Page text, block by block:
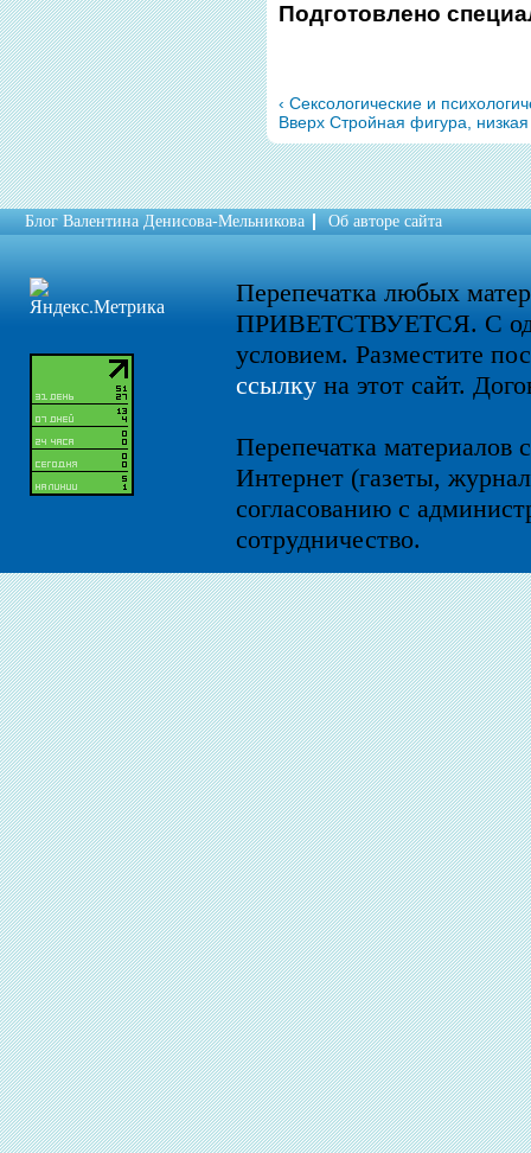
Подготовлено
‹ Сексологические и
Вверх Стройная фигура,
Блог Валентина Денисова-Мельникова Об авторе сайта
Перепечатка любых
ПРИВЕТСТВУЕТСЯ. С
условием. Разместите
ссылкуна этот сайт.
Перепечатка материалов
Интернет (газеты,
согласованию с
сотрудничество.